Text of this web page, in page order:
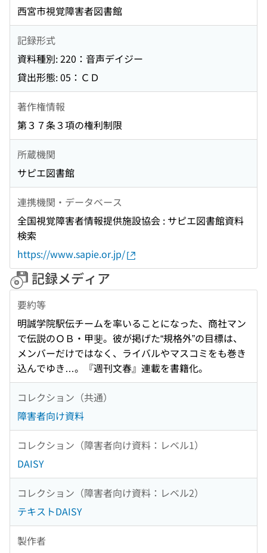
西宮市視覚障害者図書館
記録形式
資料種別: 220：音声デイジー
貸出形態: 05：ＣＤ
著作権情報
第３７条３項の権利制限
所蔵機関
サピエ図書館
連携機関・データベース
全国視覚障害者情報提供施設協会 : サピエ図書館資料
検索
https://www.sapie.or.jp/
記録メディア
要約等
明誠学院駅伝チームを率いることになった、商社マン
で伝説のＯＢ・甲斐。彼が掲げた“規格外”の目標は、
メンバーだけではなく、ライバルやマスコミをも巻き
込んでゆき…。『週刊文春』連載を書籍化。
コレクション（共通）
障害者向け資料
コレクション（障害者向け資料：レベル1）
DAISY
コレクション（障害者向け資料：レベル2）
テキストDAISY
製作者